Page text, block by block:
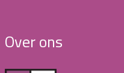
Over ons